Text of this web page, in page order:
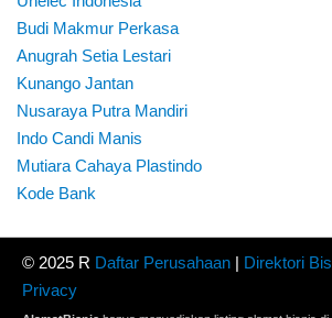
Budi Makmur Perkasa
Anugrah Setia Lestari
Kunango Jantan
Nusaraya Putra Mandiri
Indo Candi Manis
Mutiara Cahaya Plastindo
Kode Bank
© 2025 R Daftar Perusahaan | Direktori
Privacy